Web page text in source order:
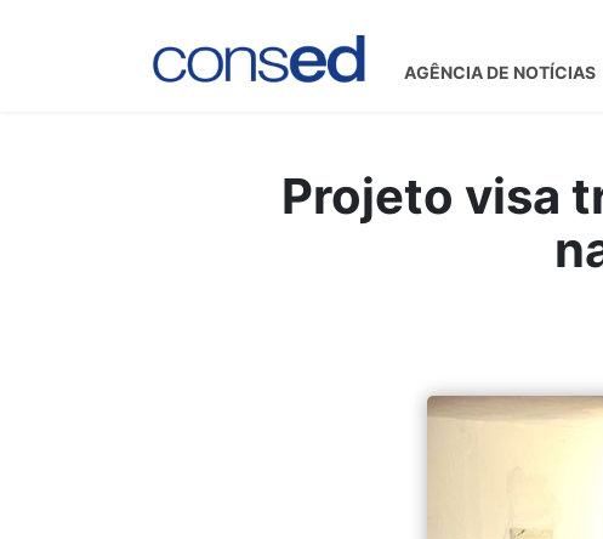
AGÊNCIA DE NOTÍCIAS
Projeto visa